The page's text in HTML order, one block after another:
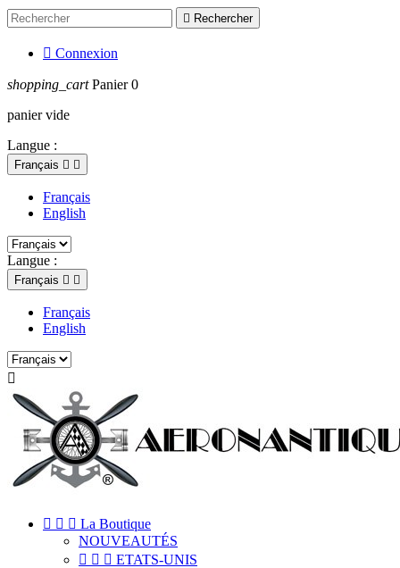
 Rechercher
 Connexion
shopping_cart Panier 0
panier vide
Langue :
Français  
Français
English
Langue :
Français  
Français
English

   La Boutique
NOUVEAUTÉS
   ETATS-UNIS